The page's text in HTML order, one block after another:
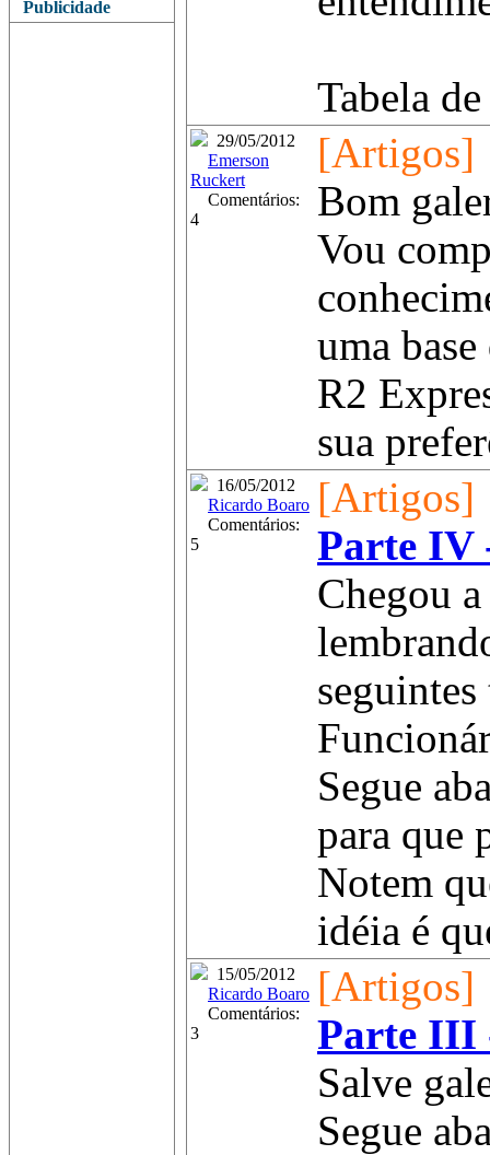
Publicidade
Tabela
29/05/2012
Emerson
Ruckert
Comentários:
4
[Artigos]
Bom
Vou
uma
R2
sua
16/05/2012
Ricardo Boaro
Comentários:
5
[Artigos]
Parte IV
Chegou
Segue
para que
Notem
idéia é
15/05/2012
Ricardo Boaro
Comentários:
3
[Artigos]
Parte III
Salve
Segue